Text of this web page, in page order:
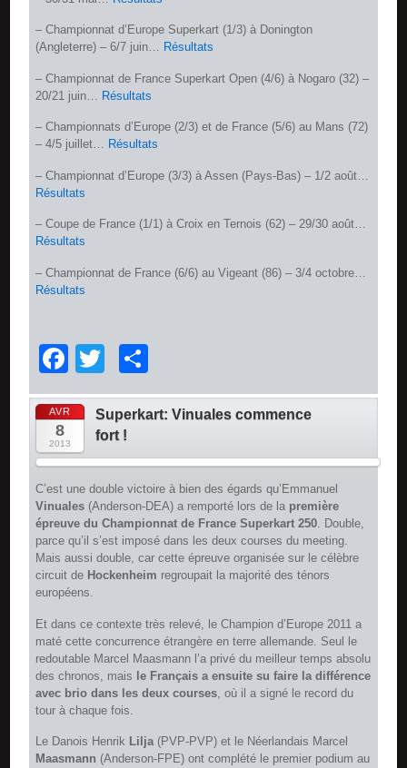
– Championnat d’Europe Superkart (1/3) à Donington
(Angleterre) – 6/7 juin… Résultats
– Championnat de France Superkart Open (4/6) à Nogaro (32) –
20/21 juin… Résultats
– Championnats d’Europe (2/3) et de France (5/6) au Mans (72)
– 4/5 juillet… Résultats
– Championnat d’Europe (3/3) à Assen (Pays-Bas) – 1/2 août…
Résultats
– Coupe de France (1/1) à Croix en Ternois (62) – 29/30 août…
Résultats
– Championnat de France (6/6) au Vigeant (86) – 3/4 octobre…
Résultats
Facebook
Twitter
AVR
8
2013
Superkart: Vinuales commence
fort !
C’est une double victoire à bien des égards qu’Emmanuel
Vinuales (Anderson-DEA) a remporté lors de la première
épreuve du Championnat de France Superkart 250. Double,
parce qu’il s’est imposé dans les deux courses du meeting.
Mais aussi double, car cette épreuve organisée sur le célèbre
circuit de Hockenheim regroupait la majorité des ténors
européens.
Et dans ce contexte très relevé, le Champion d’Europe 2011 a
maté cette concurrence étrangère en terre allemande. Seul le
redoutable Marcel Maasmann l’a privé du meilleur temps absolu
des chronos, mais le Français a ensuite su faire la différence
avec brio dans les deux courses , où il a signé le record du
tour à chaque fois.
Le Danois Henrik Lilja(PVP-PVP) et le Néerlandais Marcel
Maasmann (Anderson-FPE) ont complété le premier podium au